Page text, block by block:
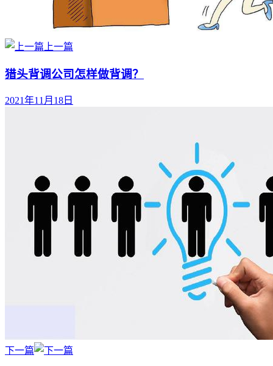
上一篇
猎头背调公司怎样做背调？
2021年11月18日
下一篇